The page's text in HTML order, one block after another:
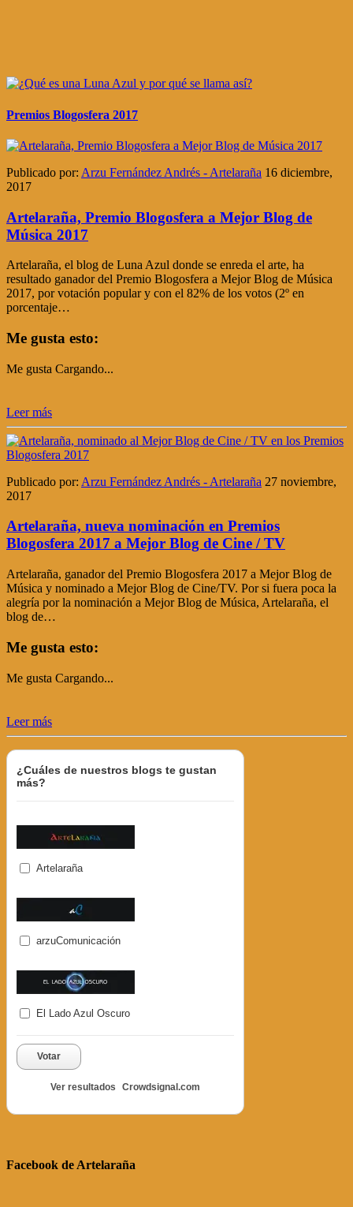
Premios Blogosfera 2017
Publicado por: Arzu Fernández Andrés - Artelaraña 16 diciembre,
2017
Artelaraña, Premio Blogosfera a Mejor Blog de
Música 2017
Artelaraña, el blog de Luna Azul donde se enreda el arte, ha
resultado ganador del Premio Blogosfera a Mejor Blog de Música
2017, por votación popular y con el 82% de los votos (2º en
porcentaje…
Me gusta esto:
Me gusta Cargando...
Leer más
Publicado por: Arzu Fernández Andrés - Artelaraña 27 noviembre,
2017
Artelaraña, nueva nominación en Premios
Blogosfera 2017 a Mejor Blog de Cine / TV
Artelaraña, ganador del Premio Blogosfera 2017 a Mejor Blog de
Música y nominado a Mejor Blog de Cine/TV. Por si fuera poca la
alegría por la nominación a Mejor Blog de Música, Artelaraña, el
blog de…
Me gusta esto:
Me gusta Cargando...
Leer más
¿Cuáles de nuestros blogs te gustan
más?
Artelaraña
arzuComunicación
El Lado Azul Oscuro
Votar
Ver resultados Crowdsignal.com
Facebook de Artelaraña